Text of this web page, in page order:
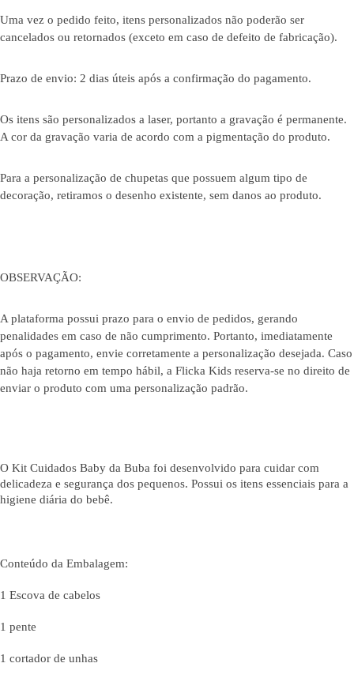
Uma vez o pedido feito, itens personalizados não poderão ser
cancelados ou retornados (exceto em caso de defeito de fabricação).
Prazo de envio: 2 dias úteis após a confirmação do pagamento.
Os itens são personalizados a laser, portanto a gravação é permanente.
A cor da gravação varia de acordo com a pigmentação do produto.
Para a personalização de chupetas que possuem algum tipo de
decoração, retiramos o desenho existente, sem danos ao produto.
OBSERVAÇÃO:
A plataforma possui prazo para o envio de pedidos, gerando
penalidades em caso de não cumprimento. Portanto, imediatamente
após o pagamento, envie corretamente a personalização desejada. Caso
não haja retorno em tempo hábil, a Flicka Kids reserva-se no direito de
enviar o produto com uma personalização padrão.
O Kit Cuidados Baby da Buba foi desenvolvido para cuidar com
delicadeza e segurança dos pequenos. Possui os itens essenciais para a
higiene diária do bebê.
Conteúdo da Embalagem:
1 Escova de cabelos
1 pente
1 cortador de unhas